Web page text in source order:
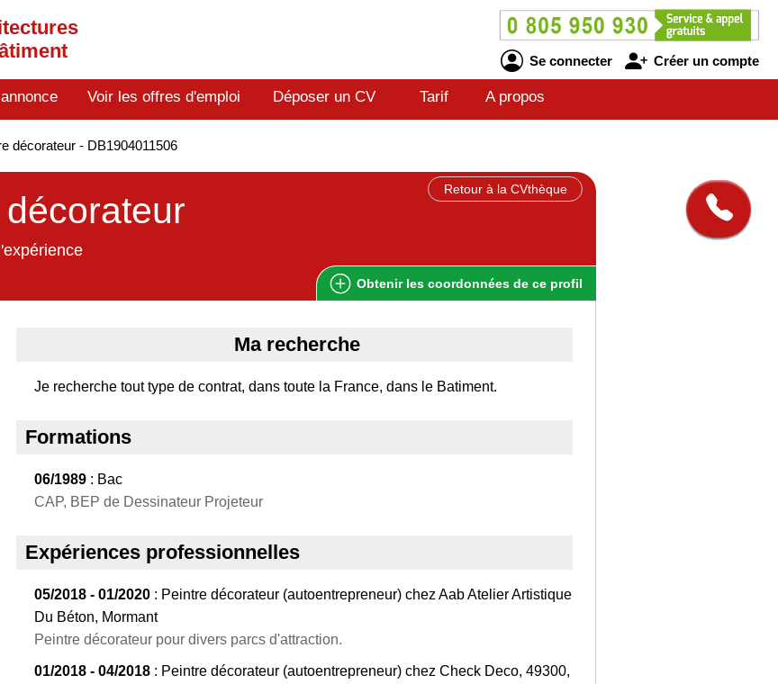
Se connecter Créer un compte
Voir les offres d'emploi Déposer un CV Tarif A propos
décorateur - DB1904011506
Retour à la CVthèque
Obtenir les coordonnées de ce profil
Ma recherche
Je recherche tout type de contrat, dans toute la France, dans le Batiment.
Formations
06/1989 : Bac
CAP, BEP de Dessinateur Projeteur
Expériences professionnelles
05/2018 - 01/2020 : Peintre décorateur (autoentrepreneur) chez Aab Atelier Artistique
Du Béton, Mormant
Peintre décorateur pour divers parcs d'attraction.
01/2018 - 04/2018 : Peintre décorateur (autoentrepreneur) chez Check Deco, 49300,